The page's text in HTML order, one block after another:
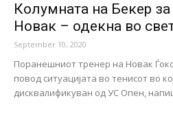
Колумната на Бекер за
Новак – одекна во
September 10, 2020
Поранешниот тренер на Новак
повод ситуацијата во тенисот во
дисквалификуван од УС Опен,